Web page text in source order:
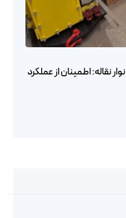
نقاله: اطمینان از عملکرد